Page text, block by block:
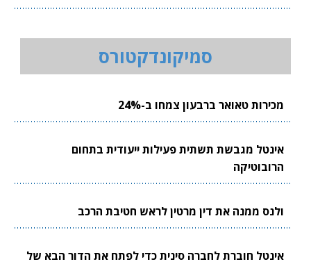
סמיקונדקטורס
מכירות טאואר ברבעון צמחו ב-24%
אינטל מגבשת תשתית פעילות ייעודית בתחום
הרובוטיקה
ולנס ממנה את דין מרטין לראש חטיבת הרכב
אינטל חוברת לחברה סינית כדי לפתח את הדור הבא של